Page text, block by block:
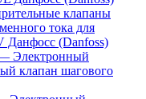
клапаны
тока для
Данфосс (Danfoss)
Электронный
клапан шагового